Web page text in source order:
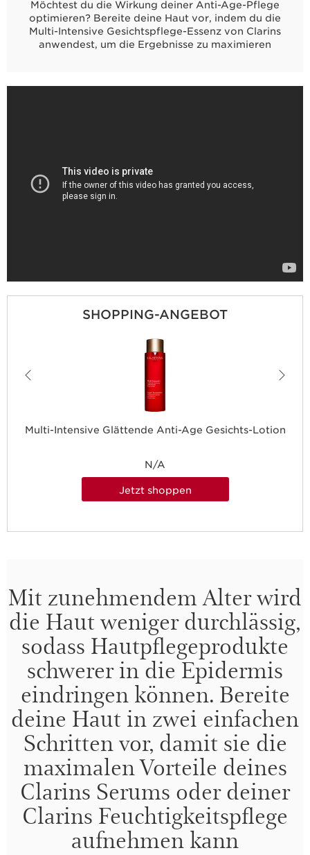
Möchtest du die Wirkung deiner Anti-Age-Pflege
optimieren? Bereite deine Haut vor, indem du die
Multi-Intensive Gesichtspflege-Essenz von Clarins
anwendest, um die Ergebnisse zu maximieren
SHOPPING-ANGEBOT
Multi-Intensive Glättende Anti-Age Gesichts-Lotion
N/A
Jetzt shoppen
Mit zunehmendem Alter wird
die Haut weniger durchlässig,
sodass Hautpflegeprodukte
schwerer in die Epidermis
eindringen können. Bereite
deine Haut in zwei einfachen
Schritten vor, damit sie die
maximalen Vorteile deines
Clarins Serums oder deiner
Clarins Feuchtigkeitspflege
aufnehmen kann